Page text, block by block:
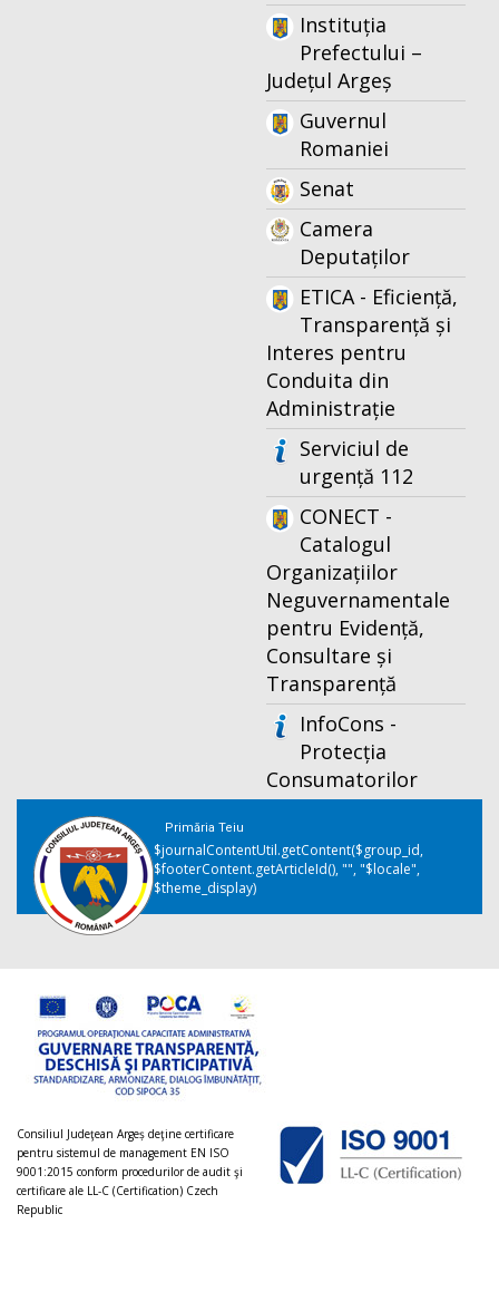
Instituția
Prefectului –
Județul Argeș
Guvernul
Romaniei
Senat
Camera
Deputaților
ETICA - Eficiență,
Transparență și
Interes pentru
Conduita din
Administrație
Serviciul de
urgență 112
CONECT -
Catalogul
Organizațiilor
Neguvernamentale
pentru Evidență,
Consultare și
Transparență
InfoCons -
Protecția
Consumatorilor
Primăria Teiu
$journalContentUtil.getContent($group_id,
$footerContent.getArticleId(), "", "$locale",
$theme_display)
Consiliul Judeţean Argeș deţine certificare
pentru sistemul de management EN ISO
9001:2015 conform procedurilor de audit şi
certificare ale LL-C (Certification) Czech
Republic